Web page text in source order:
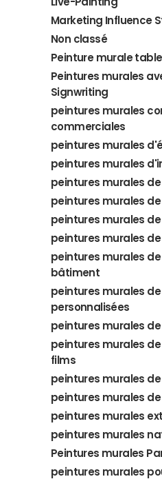
Marketing Influence
Non classé
Peinture murale
Peintures murales
Signwriting
peintures murales
commerciales
peintures murales
peintures murales
peintures murales
peintures murales
peintures murales
peintures murales
peintures murales
bâtiment
peintures murales
personnalisées
peintures murales
peintures murales
films
peintures murales
peintures murales
peintures murales
peintures murales
Peintures murales
peintures murales